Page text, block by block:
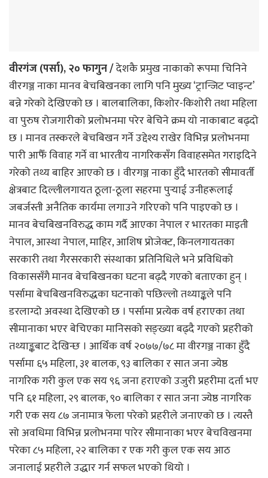
वीरगंज (पर्सा), २० फागुन /देशकै प्रमुख नाकाको रूपमा चिनिने
वीरगञ्ज नाका मानव बेचबिखनका लागि पनि मुख्य ‘ट्रान्जिट प्वाइन्ट’
बन्ने गरेको देखिएको छ । बालबालिका, किशोर-किशोरी तथा महिला
वा पुरुष रोजगारीको प्रलोभनमा परेर बेचिने क्रम यो नाकाबाट बढ्दो
छ । मानव तस्करले बेचबिखन गर्ने उद्देश्य राखेर विभिन्न प्रलोभनमा
पारी आफैँ विवाह गर्ने वा भारतीय नागरिकसँग विवाहसमेत गराइदिने
गरेको तथ्य बाहिर आएको छ । वीरगञ्ज नाका हुँदै भारतको सीमावर्ती
क्षेत्रबाट दिल्लीलगायत ठूला-ठूला सहरमा पुर्‍याई उनीहरूलाई
जबर्जस्ती अनैतिक कार्यमा लगाउने गरिएको पनि पाइएको छ ।
मानव बेचबिखनविरुद्ध काम गर्दै आएका नेपाल र भारतका माइती
नेपाल, आस्था नेपाल, माहिर, आशिष प्रोजेक्ट, किनलगायतका
सरकारी तथा गैरसरकारी संस्थाका प्रतिनिधिले भने प्रविधिको
विकाससँगै मानव बेचबिखनका घटना बढ्दै गएको बताएका हुन् ।
पर्सामा बेचबिखनविरुद्धका घटनाको पछिल्लो तथ्याङ्कले पनि
डरलाग्दो अवस्था देखिएको छ । पर्सामा प्रत्येक वर्ष हराएका तथा
सीमानाका भएर बेचिएका मानिसको सङ्ख्या बढ्दै गएको प्रहरीको
तथ्याङ्कबाट देखिन्छ । आर्थिक वर्ष २०७७/७८ मा वीरगञ्ज नाका हुँदै
पर्सामा ६५ महिला, ३१ बालक, ९३ बालिका र सात जना ज्येष्ठ
नागरिक गरी कुल एक सय ९६ जना हराएको उजुरी प्रहरीमा दर्ता भए
पनि ६१ महिला, २९ बालक, ९० बालिका र सात जना ज्येष्ठ नागरिक
गरी एक सय ८७ जनामात्र फेला परेको प्रहरीले जनाएको छ । त्यस्तै
सो अवधिमा विभिन्न प्रलोभनमा पारेर सीमानाका भएर बेचविखनमा
परेका ८५ महिला, २२ बालिका र एक गरी कुल एक सय आठ
जनालाई प्रहरीले उद्धार गर्न सफल भएको थियो ।